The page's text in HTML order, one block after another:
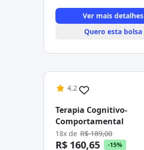
Ver mais detalhes
Quero esta bolsa
4.2
Terapia Cognitivo-
Comportamental
18x de R$ 189,00
R$ 160,65 -15%